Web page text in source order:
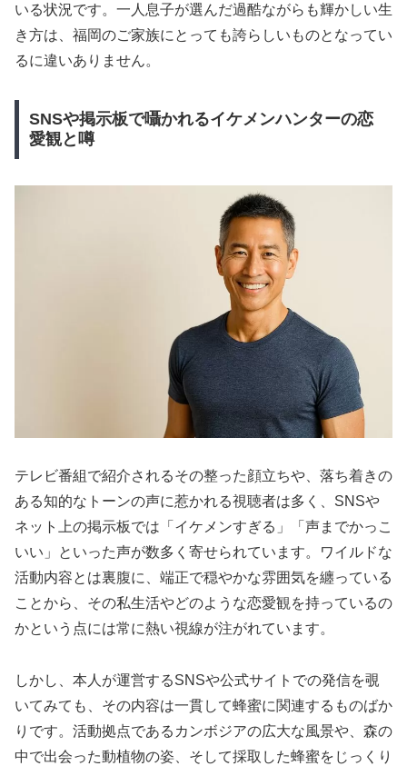
いる状況です。一人息子が選んだ過酷ながらも輝かしい生
き方は、福岡のご家族にとっても誇らしいものとなってい
るに違いありません。
SNSや掲示板で囁かれるイケメンハンターの恋
愛観と噂
テレビ番組で紹介されるその整った顔立ちや、落ち着きの
ある知的なトーンの声に惹かれる視聴者は多く、SNSや
ネット上の掲示板では「イケメンすぎる」「声までかっこ
いい」といった声が数多く寄せられています。ワイルドな
活動内容とは裏腹に、端正で穏やかな雰囲気を纏っている
ことから、その私生活やどのような恋愛観を持っているの
かという点には常に熱い視線が注がれています。
しかし、本人が運営するSNSや公式サイトでの発信を覗
いてみても、その内容は一貫して蜂蜜に関連するものばか
りです。活動拠点であるカンボジアの広大な風景や、森の
中で出会った動植物の姿、そして採取した蜂蜜をじっくり